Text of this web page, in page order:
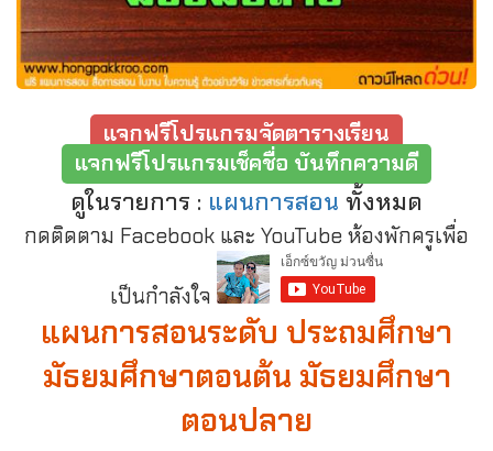
แจกฟรีโปรแกรมจัดตารางเรียน
แจกฟรีโปรแกรมเช็คชื่อ บันทึกความดี
ดูในรายการ : แผนการสอน ทั้งหมด
กดติดตาม Facebook และ YouTube ห้องพักครูเพื่อ
เป็นกำลังใจ
แผนการสอนระดับ ประถมศึกษา
มัธยมศึกษาตอนต้น มัธยมศึกษา
ตอนปลาย